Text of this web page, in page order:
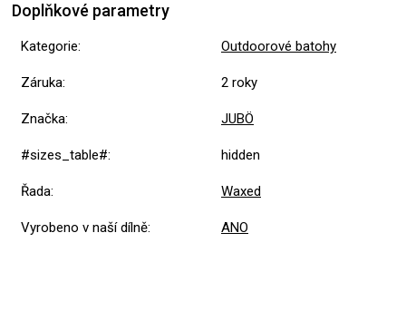
Doplňkové parametry
Kategorie: Outdoorové batohy
Záruka: 2 roky
Značka: JUBÖ
#sizes_table#: hidden
Řada: Waxed
Vyrobeno v naší dílně: ANO